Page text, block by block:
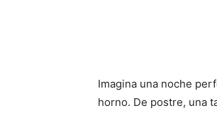
Imagina una noche
horno. De postre, una